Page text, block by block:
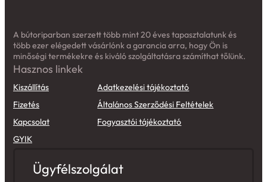
A bútoriparban szerzett több mint 20 éves tapasztalatunk és
több ezer elégedett vásárlónk a garancia arra, hogy Ön is
minőségi termékekre és kiváló szolgáltatásra számíthat tőlünk.
Hasznos linkek
Kiszállítás
Fizetés
Kapcsolat
GYIK
Adatkezelési tájékoztató
Általános Szerződési Feltételek
Fogyasztói tájékoztató
Ügyfélszolgálat